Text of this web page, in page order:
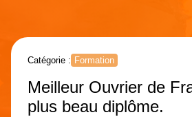
Catégorie : Formation
Meilleur Ouvrier de
plus beau diplôme.